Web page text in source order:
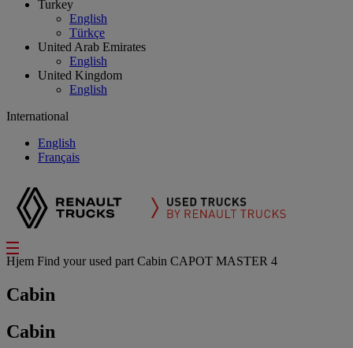
Turkey
English
Türkçe
United Arab Emirates
English
United Kingdom
English
International
English
Français
Hjem Find your used part Cabin CAPOT MASTER 4
Cabin
Cabin